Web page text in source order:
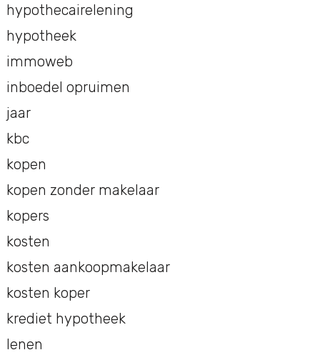
hypothecairelening
hypotheek
immoweb
inboedel opruimen
jaar
kbc
kopen
kopen zonder makelaar
kopers
kosten
kosten aankoopmakelaar
kosten koper
krediet hypotheek
lenen